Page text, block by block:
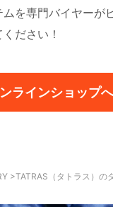
を専門バイヤーが
ださい！
ラインショップへ
>TATRAS（タトラス）の